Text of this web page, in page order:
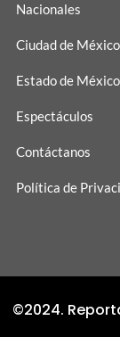
Nacionales
Ciudad de México
Estado de México
Espectáculos
Contáctanos
Política de
©2024.